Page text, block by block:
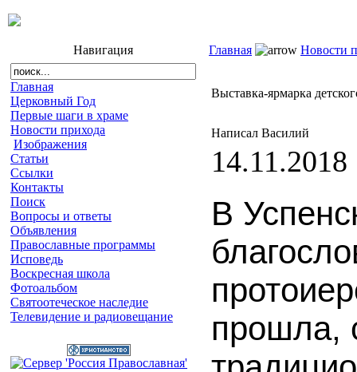
Навигация
Главная
Церковный Год
Первые шаги в храме
Новости прихода
Изображения
Статьи
Ссылки
Контакты
Поиск
Вопросы и ответы
Объявления
Православные программы
Исповедь
Воскресная школа
Фотоальбом
Святоотеческое наследие
Телевидение и радиовещание
Главная Новости
Выставка-ярмарка
Написал Василий
14.11.2018
В
прошла,